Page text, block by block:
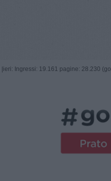
ieri: Ingressi: 19.161 pagine: 28.230